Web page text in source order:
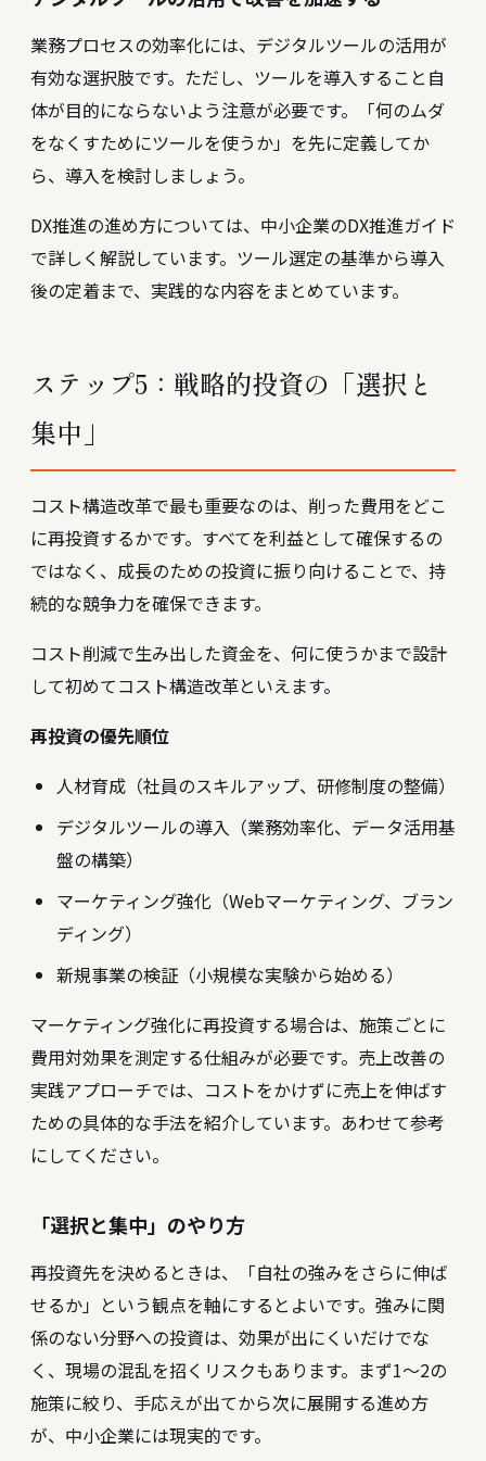
業務プロセスの効率化には、デジタルツールの活用が
有効な選択肢です。ただし、ツールを導入すること自
体が目的にならないよう注意が必要です。「何のムダ
をなくすためにツールを使うか」を先に定義してか
ら、導入を検討しましょう。
DX推進の進め方については、 中小企業のDX推進ガイド
で詳しく解説しています。ツール選定の基準から導入
後の定着まで、実践的な内容をまとめています。
ステップ5：戦略的投資の「選択と
集中」
コスト構造改革で最も重要なのは、削った費用をどこ
に再投資するかです。すべてを利益として確保するの
ではなく、成長のための投資に振り向けることで、持
続的な競争力を確保できます。
コスト削減で生み出した資金を、何に使うかまで設計
して初めてコスト構造改革といえます。
再投資の優先順位
人材育成（社員のスキルアップ、研修制度の整備）
デジタルツールの導入（業務効率化、データ活用基
盤の構築）
マーケティング強化（Webマーケティング、ブラン
ディング）
新規事業の検証（小規模な実験から始める）
マーケティング強化に再投資する場合は、施策ごとに
費用対効果を測定する仕組みが必要です。 売上改善の
実践アプローチでは、コストをかけずに売上を伸ばす
ための具体的な手法を紹介しています。あわせて参考
にしてください。
「選択と集中」のやり方
再投資先を決めるときは、「自社の強みをさらに伸ば
せるか」という観点を軸にするとよいです。強みに関
係のない分野への投資は、効果が出にくいだけでな
く、現場の混乱を招くリスクもあります。まず1〜2の
施策に絞り、手応えが出てから次に展開する進め方
が、中小企業には現実的です。